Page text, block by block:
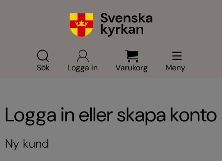
Sök Logga in Varukorg Meny
Logga in eller skapa konto
Ny kund